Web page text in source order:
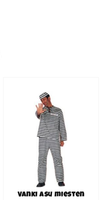
Vanki asu miesten
tuotteella
useampi
muunnelma.
valinnat
tuotteen